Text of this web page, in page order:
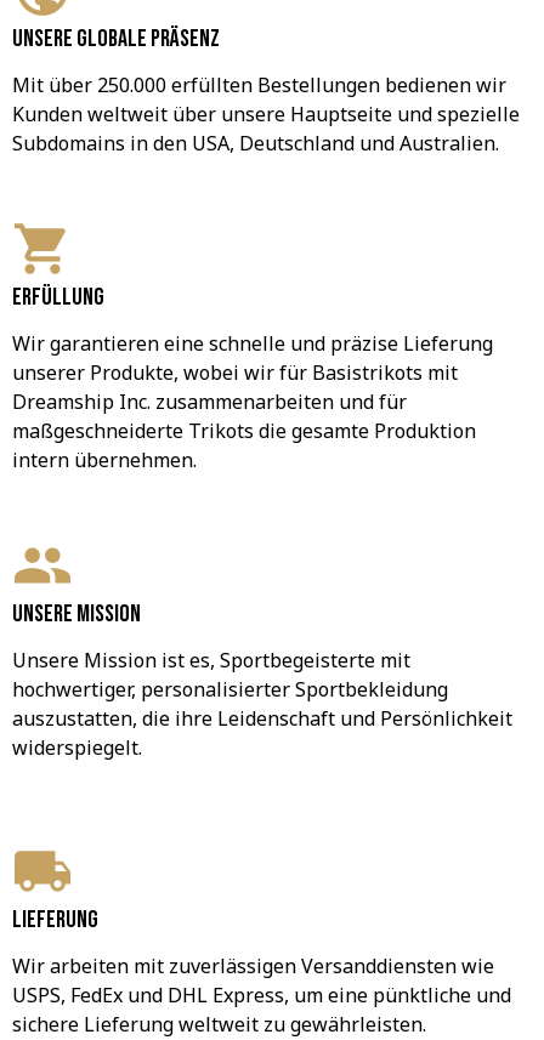
Unsere globale Präsenz
Mit über 250.000 erfüllten Bestellungen bedienen wir
Kunden weltweit über unsere Hauptseite und spezielle
Subdomains in den USA, Deutschland und Australien.
Erfüllung
Wir garantieren eine schnelle und präzise Lieferung
unserer Produkte, wobei wir für Basistrikots mit
Dreamship Inc. zusammenarbeiten und für
maßgeschneiderte Trikots die gesamte Produktion
intern übernehmen.
Unsere Mission
Unsere Mission ist es, Sportbegeisterte mit
hochwertiger, personalisierter Sportbekleidung
auszustatten, die ihre Leidenschaft und Persönlichkeit
widerspiegelt.
Lieferung
Wir arbeiten mit zuverlässigen Versanddiensten wie
USPS, FedEx und DHL Express, um eine pünktliche und
sichere Lieferung weltweit zu gewährleisten.